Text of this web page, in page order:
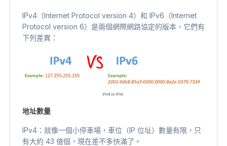
IPv4（Internet Protocol version 4）和 IPv6（Internet
Protocol version 6）是兩個網際網路協定的版本，它們有
下列差異：
地址數量
IPv4：就像一個小停車場，車位（IP 位址）數量有限，只
有大約 43 億個，現在差不多快滿了。